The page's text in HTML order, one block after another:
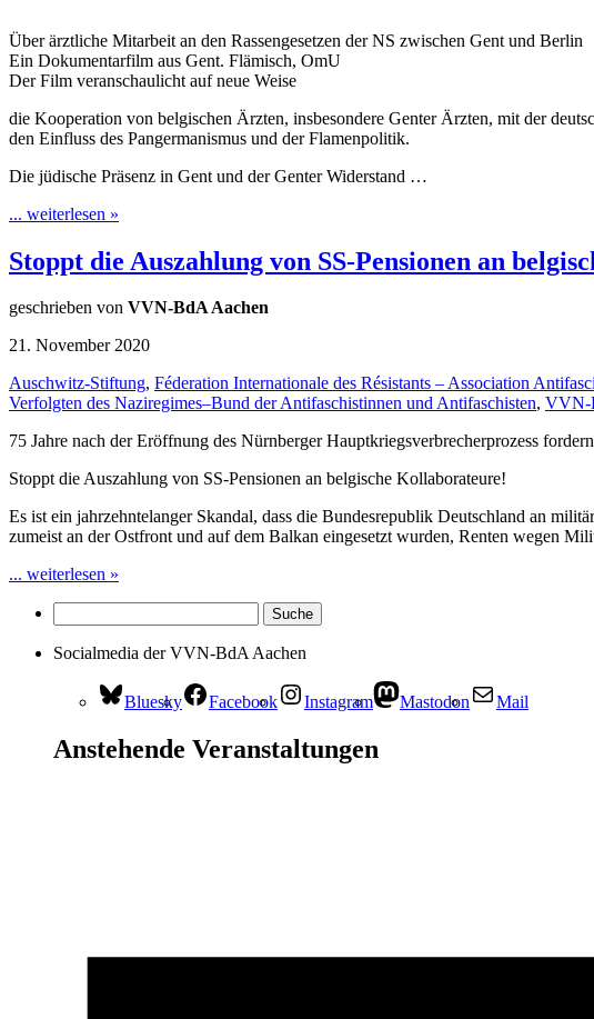
Über ärztliche Mitarbeit an den Rassengesetzen der NS zwischen Gent und Berlin
Ein Dokumentarfilm aus Gent. Flämisch, OmU
Der Film veranschaulicht auf neue Weise
die Kooperation von belgischen Ärzten, insbesondere Genter Ärzten, mit der
den Einfluss des Pangermanismus und der Flamenpolitik.
Die jüdische Präsenz in Gent und der Genter Widerstand …
... weiterlesen »
Stoppt die Auszahlung von SS-Pensionen an
geschrieben von VVN-BdA Aachen
21. November 2020
Auschwitz-Stiftung, Féderation Internationale des Résistants – Association
Verfolgten des Naziregimes–Bund der Antifaschistinnen und Antifaschisten, VVN-
75 Jahre nach der Eröffnung des Nürnberger Hauptkriegsverbrecherprozess
Stoppt die Auszahlung von SS-Pensionen an belgische Kollaborateure!
Es ist ein jahrzehntelanger Skandal, dass die Bundesrepublik Deutschland an
zumeist an der Ostfront und auf dem Balkan eingesetzt wurden, Renten wegen
... weiterlesen »
Socialmedia der VVN-BdA Aachen
Bluesky Facebook Instagram Mastodon Mail
Anstehende Veranstaltungen